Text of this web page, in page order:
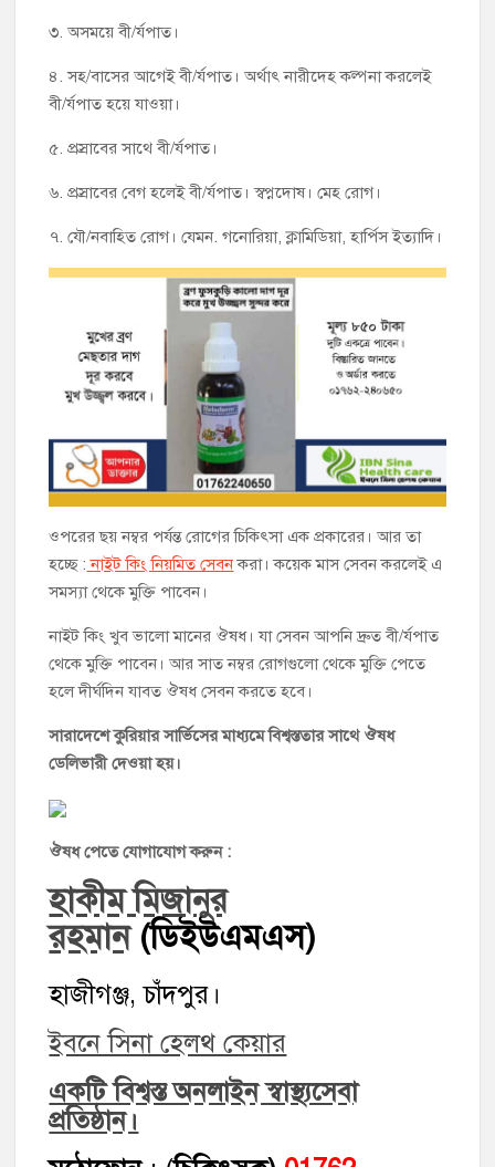
৩. অসময়ে বী/র্যপাত।
৪. সহ/বাসের আগেই বী/র্যপাত। অর্থাৎ নারীদেহ কল্পনা করলেই
বী/র্যপাত হয়ে যাওয়া।
৫. প্রস্রাবের সাথে বী/র্যপাত।
৬. প্রস্রাবের বেগ হলেই বী/র্যপাত। স্বপ্নদোষ। মেহ রোগ।
৭. যৌ/নবাহিত রোগ। যেমন. গনোরিয়া, ক্লামিডিয়া, হার্পিস ইত্যাদি।
ওপরের ছয় নম্বর পর্যন্ত রোগের চিকিৎসা এক প্রকারের। আর তা
হচ্ছে : নাইট কিং নিয়মিত সেবনকরা। কয়েক মাস সেবন করলেই এ
সমস্যা থেকে মুক্তি পাবেন।
নাইট কিং খুব ভালো মানের ঔষধ। যা সেবন আপনি দ্রুত বী/র্যপাত
থেকে মুক্তি পাবেন। আর সাত নম্বর রোগগুলো থেকে মুক্তি পেতে
হলে দীর্ঘদিন যাবত ঔষধ সেবন করতে হবে।
সারাদেশে কুরিয়ার সার্ভিসের মাধ্যমে বিশ্বস্ততার সাথে ঔষধ
ডেলিভারী দেওয়া হয়।
ঔষধ পেতে যোগাযোগ করুন :
হাকীম মিজানুর
রহমান(ডিইউএমএস)
হাজীগঞ্জ, চাঁদপুর।
ইবনে সিনা হেলথ কেয়ার
একটি বিশ্বস্ত অনলাইন স্বাস্থ্যসেবা
প্রতিষ্ঠান।